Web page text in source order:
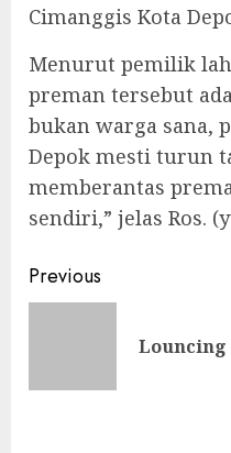
Cimanggis Kota
Menurut pemilik
preman tersebut
bukan warga sana,
Depok mesti turun
memberantas
sendiri,” jelas Ros.
Continue
Previous
Louncing